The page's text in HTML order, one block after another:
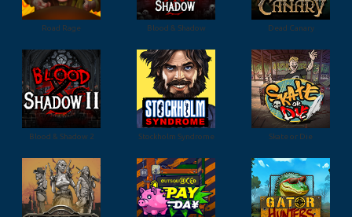
Road Rage Blood & Shadow Dead Canary
Blood & Shadow 2 Stockholm Syndrome Skate or Die